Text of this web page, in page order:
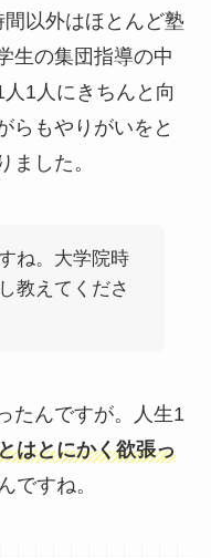
以外はほとんど塾
生の集団指導の中
1人にきちんと向
らもやりがいをと
ました。
ね。大学院時
教えてくださ
たんですが。人生1
はとにかく欲張っ
ですね。